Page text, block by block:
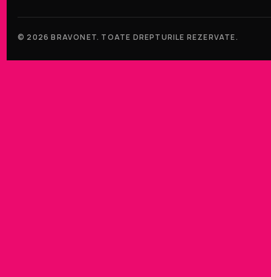
© 2026 BRAVONET. TOATE DREPTURILE REZERVATE.